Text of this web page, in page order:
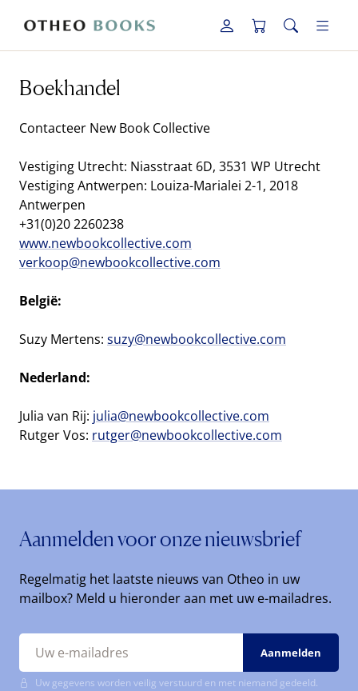
Boekhandel
Contacteer New Book Collective
Vestiging Utrecht: Niasstraat 6D, 3531 WP Utrecht
Vestiging Antwerpen: Louiza-Marialei 2-1, 2018
Antwerpen
+31(0)20 2260238
www.newbookcollective.com
verkoop@newbookcollective.com
België:
Suzy Mertens: suzy@newbookcollective.com
Nederland:
Julia van Rij: julia@newbookcollective.com
Rutger Vos: rutger@newbookcollective.com
Aanmelden voor onze nieuwsbrief
Regelmatig het laatste nieuws van Otheo in uw
mailbox? Meld u hieronder aan met uw e-mailadres.
Uw gegevens worden veilig verstuurd en met niemand gedeeld.